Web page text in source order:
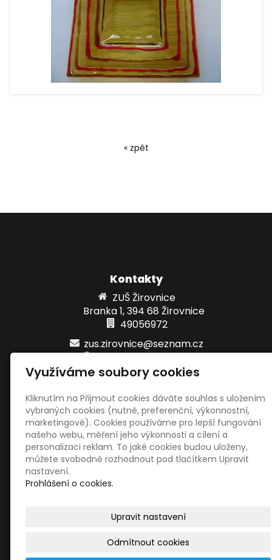
« zpět
Kontakty
ZUŠ Žirovnice
Branka 1, 394 68 Žirovnice
49056972
zus.zirovnice@seznam.cz
www.zuszirovnice.cz
+420 733 101 872
621280359/0800
Sociální sítě
Využíváme soubory cookies
Kliknutím na Přijmout cookies dáváte souhlas s uložením
vybraných cookies (nutné, preferenční, výkonnostní,
marketingové). Cookies používáme pro lepší fungování
našeho webu, měření jeho výkonnosti a cílení a
personalizaci reklam. To jaké cookies budou uloženy,
můžete svobodně rozhodnout pod tlačítkem Upravit
nastavení.
Prohlášení o cookies.
Upravit nastavení
Odmítnout cookies